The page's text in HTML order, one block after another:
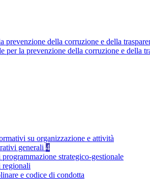
prevenzione della corruzione e della
per la prevenzione della corruzione e della
su organizzazione e attività
generali 4
strategico-gestionale
regionali
e codice di condotta